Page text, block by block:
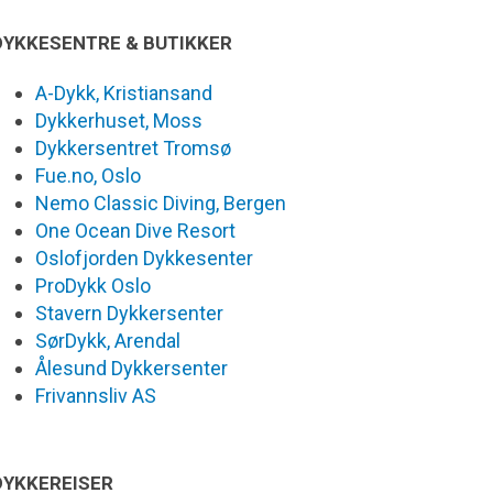
& BUTIKKER
A-Dykk, Kristiansand
Dykkerhuset, Moss
Dykkersentret Tromsø
Fue.no, Oslo
Nemo Classic Diving, Bergen
One Ocean Dive Resort
Oslofjorden Dykkesenter
ProDykk Oslo
Stavern Dykkersenter
SørDykk, Arendal
Ålesund Dykkersenter
Frivannsliv AS